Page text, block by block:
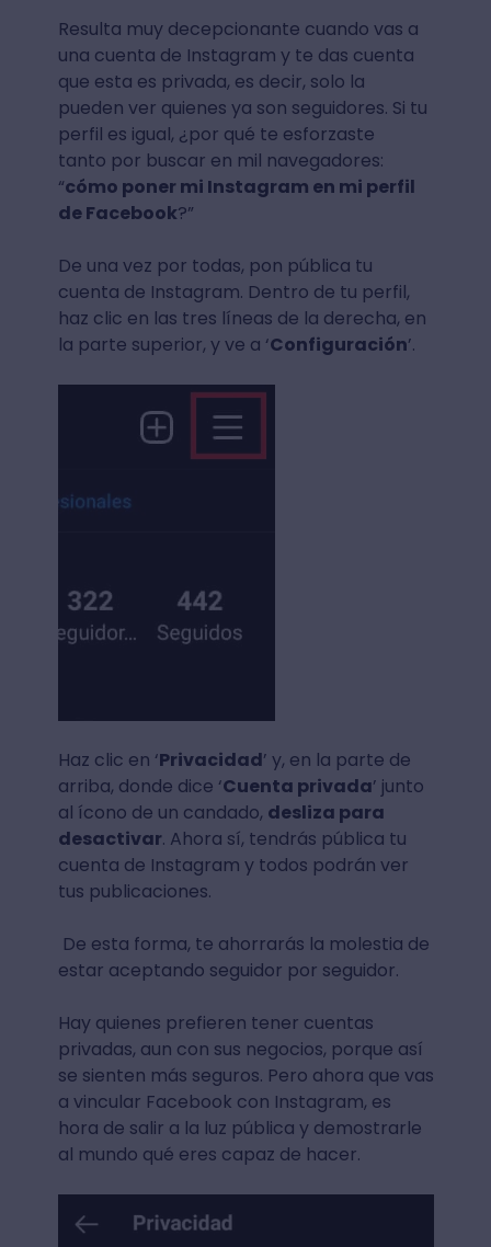
Resulta muy decepcionante cuando vas a
una cuenta de Instagram y te das cuenta
que esta es privada, es decir, solo la
pueden ver quienes ya son seguidores. Si tu
perfil es igual, ¿por qué te esforzaste
tanto por buscar en mil navegadores:
“cómo poner mi Instagram en mi perfil
de Facebook?”
De una vez por todas, pon pública tu
cuenta de Instagram. Dentro de tu perfil,
haz clic en las tres líneas de la derecha, en
la parte superior, y ve a ‘Configuración’.
Haz clic en ‘Privacidad’ y, en la parte de
arriba, donde dice ‘Cuenta privada’ junto
al ícono de un candado, desliza para
desactivar. Ahora sí, tendrás pública tu
cuenta de Instagram y todos podrán ver
tus publicaciones.
De esta forma, te ahorrarás la molestia de
estar aceptando seguidor por seguidor.
Hay quienes prefieren tener cuentas
privadas, aun con sus negocios, porque así
se sienten más seguros. Pero ahora que vas
a vincular Facebook con Instagram, es
hora de salir a la luz pública y demostrarle
al mundo qué eres capaz de hacer.